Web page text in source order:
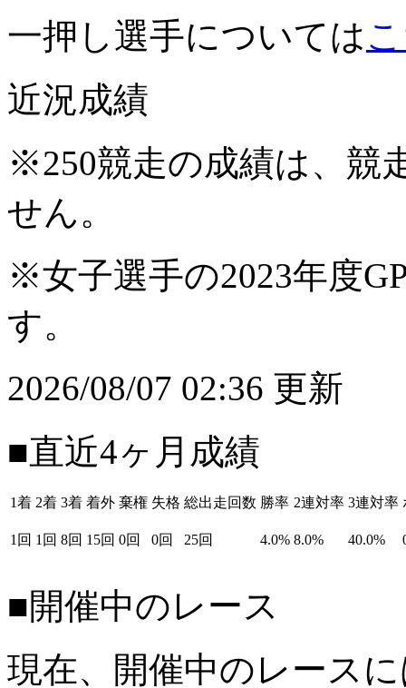
一押し選手については
近況成績
※250競走の成績は、競
せん。
※女子選手の2023年度
す。
2026/08/07 02:36 更新
■直近4ヶ月成績
1着 2着 3着 着外 棄権 失格 総出走回数 勝率 2連対率 3連対率
1回 1回 8回 15回 0回 0回 25回 4.0% 8.0% 40.0%
■開催中のレース
現在、開催中のレース